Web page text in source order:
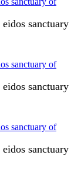
sanctuary
sanctuary
sanctuary